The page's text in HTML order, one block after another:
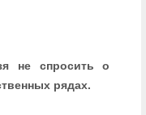
не спросить о
рядах.